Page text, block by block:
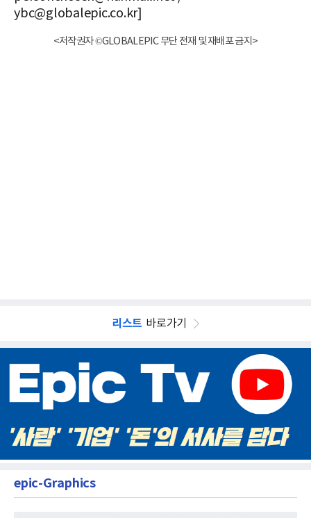
ybc@globalepic.co.kr]
<저작권자 ©GLOBALEPIC 무단 전재 및 재배포 금지>
리스트 바로가기
epic-Graphics